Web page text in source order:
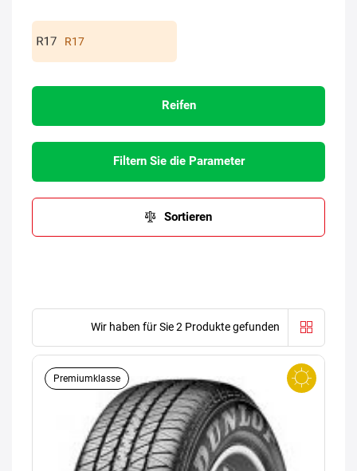
R17
Reifen
Filtern Sie die Parameter
Sortieren
Wir haben für Sie 2 Produkte gefunden
Premiumklasse